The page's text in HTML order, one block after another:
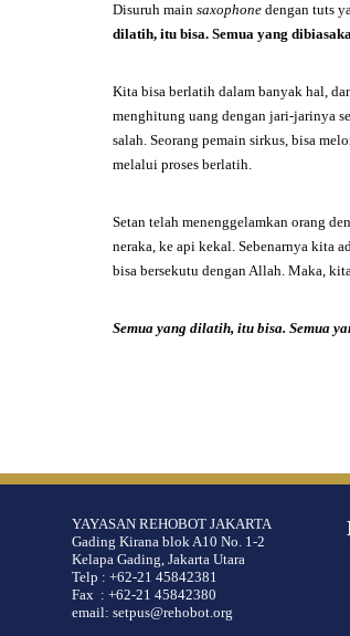
Disuruh main saxophone dengan tuts
dilatih, itu bisa. Semua yang
Kita bisa berlatih dalam banyak hal,
menghitung uang dengan jari-jarinya
salah. Seorang pemain sirkus, bisa
melalui proses berlatih.
Setan telah menenggelamkan orang
neraka, ke api kekal. Sebenarnya kita
bisa bersekutu dengan Allah. Maka,
Semua yang dilatih, itu bisa. Semua
YAYASAN REHOBOT JAKARTA
Gading Kirana blok A10 No. 1-2
Kelapa Gading, Jakarta Utara
Telp : +62-21 45842381
Fax : +62-21 45842380
email: setpus@rehobot.org